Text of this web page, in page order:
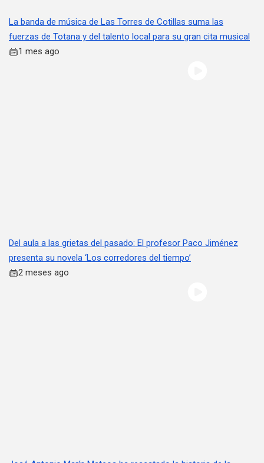
La banda de música de Las Torres de Cotillas suma las
fuerzas de Totana y del talento local para su gran cita musical
1 mes ago
Del aula a las grietas del pasado: El profesor Paco Jiménez
presenta su novela ‘Los corredores del tiempo’
2 meses ago